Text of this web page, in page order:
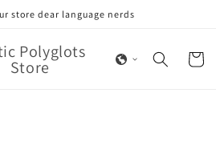
store dear language nerds
Polyglots
Store Cart